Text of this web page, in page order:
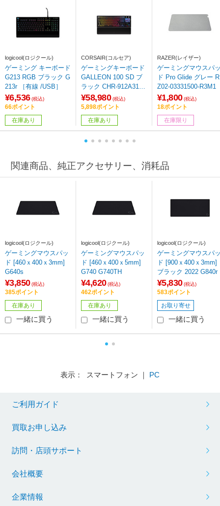
logicool(ロジクール)
ゲーミング キーボード
G213 RGB ブラック G
213r ［有線 /USB］
¥6,536 (税込)
66ポイント
在庫あり
CORSAIR(コルセア)
ゲーミングキーボード
GALLEON 100 SD ブ
ラック CHR-912A31I-J
P ［有線 /USB］
¥58,980 (税込)
5,898ポイント
在庫あり
RAZER(レイザー)
ゲーミングマウスパ
ド Pro Glide グレー R
Z02-03331500-R3M1
¥1,800 (税込)
18ポイント
在庫限り
関連商品、純正アクセサリー、消耗品
logicool(ロジクール)
ゲーミングマウスパッ
ド [460ｘ400ｘ3mm]
G640s
¥3,850 (税込)
385ポイント
在庫あり
一緒に買う
logicool(ロジクール)
ゲーミングマウスパッ
ド [460ｘ400ｘ5mm]
G740 G740TH
¥4,620 (税込)
462ポイント
在庫あり
一緒に買う
logicool(ロジクール)
ゲーミングマウスパ
ド [900ｘ400ｘ3mm]
ブラック 2022 G840r
¥5,830 (税込)
583ポイント
お取り寄せ
一緒に買う
表示： スマートフォン ｜ PC
ご利用ガイド
買取お申し込み
訪問・店頭サポート
会社概要
企業情報